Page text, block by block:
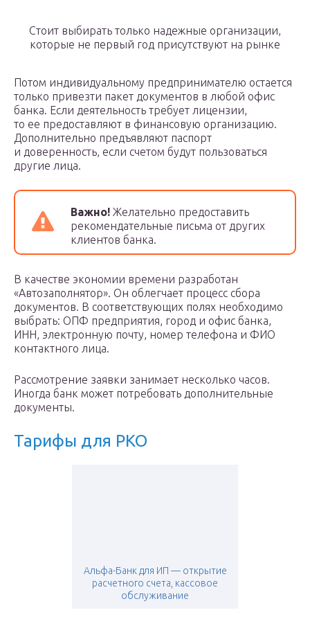
Стоит выбирать только надежные организации,
которые не первый год присутствуют на рынке
Потом индивидуальному предпринимателю остается
только привезти пакет документов в любой офис
банка. Если деятельность требует лицензии,
то ее предоставляют в финансовую организацию.
Дополнительно предъявляют паспорт
и доверенность, если счетом будут пользоваться
другие лица.
Важно! Желательно предоставить
рекомендательные письма от других
клиентов банка.
В качестве экономии времени разработан
«Автозаполнятор». Он облегчает процесс сбора
документов. В соответствующих полях необходимо
выбрать: ОПФ предприятия, город и офис банка,
ИНН, электронную почту, номер телефона и ФИО
контактного лица.
Рассмотрение заявки занимает несколько часов.
Иногда банк может потребовать дополнительные
документы.
Тарифы для РКО
Альфа-Банк для ИП — открытие
расчетного счета, кассовое
обслуживание